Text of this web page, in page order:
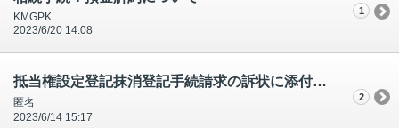
KMGPK
2023/6/20 14:08
1
抵当権設定登記抹消登記手続請求の訴状に添付する戸籍について
匿名
2023/6/14 15:17
2